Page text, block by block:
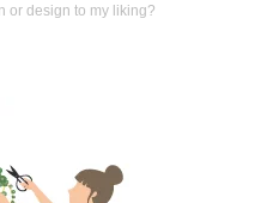
or design to my liking?